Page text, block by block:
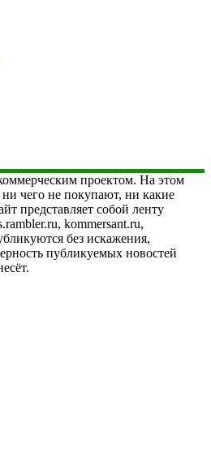
проектом. На этом
чего не покупают, ни какие
представляет собой ленту
kommersant.ru,
без искажения,
публикуемых новостей